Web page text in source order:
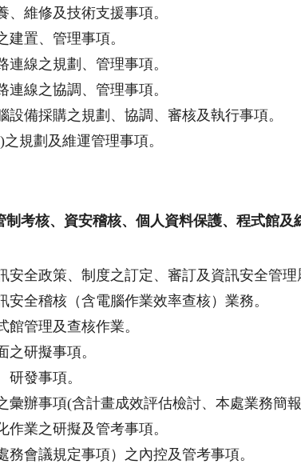
、維修及技術支援事項。
建置、管理事項。
連線之規劃、管理事項。
連線之協調、管理事項。
設備採購之規劃、協調、審核及執行事項。
規劃及維運管理事項。
考核、資安稽核、個人資料保護、程式館及
安全政策、制度之訂定、審訂及資訊安全管理
安全稽核（含電腦作業效率查核）業務。
館管理及查核作業。
之研擬事項。
研發事項。
彙辦事項(含計畫成效評估檢討、本處業務簡
作業之研擬及管考事項。
務會議規定事項）之內控及管考事項。